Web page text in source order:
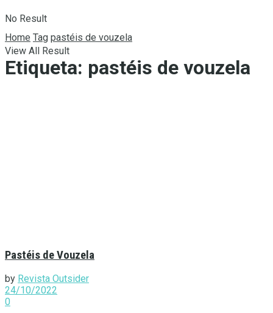
No Result
View All Result
Home Tag pastéis de vouzela
Etiqueta: pastéis de vouzela
Pastéis de Vouzela
by Revista Outsider
24/10/2022
0